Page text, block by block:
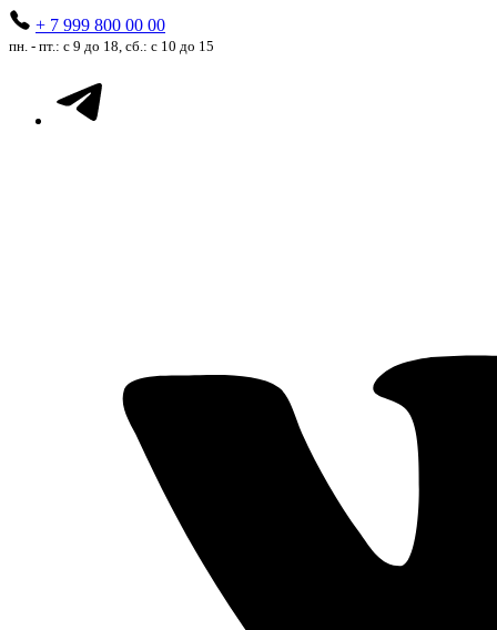
+ 7 999 800 00 00
пн. - пт.: с 9 до 18, сб.: с 10 до 15